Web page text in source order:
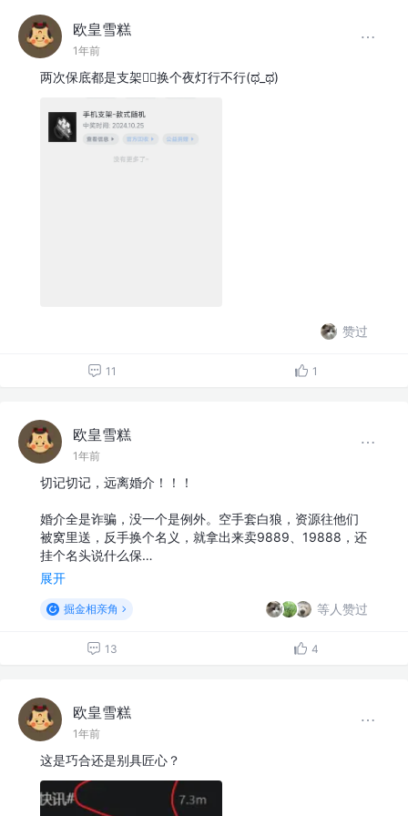
欧皇雪糕
1年前
两次保底都是支架😵‍💫换个夜灯行不行(ಥ_ಥ)
赞过
11 1
欧皇雪糕
1年前
切记切记，远离婚介！！！
婚介全是诈骗，没一个是例外。空手套白狼，资源往他们
被窝里送，反手换个名义，就拿出来卖9889、19888，还
挂个名头说什么保…
展开
掘金相亲角 等人赞过
13 4
欧皇雪糕
1年前
这是巧合还是别具匠心？